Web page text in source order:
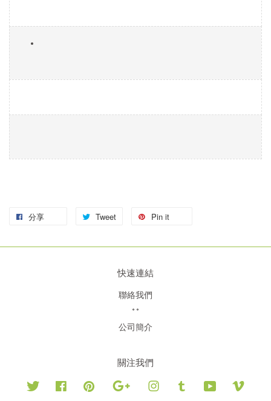
分享 Tweet Pin it
快速連結
聯絡我們
**
公司簡介
關注我們
Twitter Facebook Pinterest Google InstagramTumblr YouTube